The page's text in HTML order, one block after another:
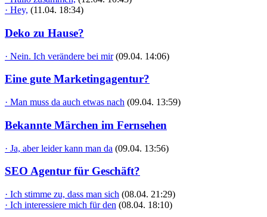
· Hey, (11.04. 18:34)
Deko zu Hause?
· Nein. Ich verändere bei mir (09.04. 14:06)
Eine gute Marketingagentur?
· Man muss da auch etwas nach (09.04. 13:59)
Bekannte Märchen im Fernsehen
· Ja, aber leider kann man da (09.04. 13:56)
SEO Agentur für Geschäft?
· Ich stimme zu, dass man sich (08.04. 21:29)
· Ich interessiere mich für den (08.04. 18:10)